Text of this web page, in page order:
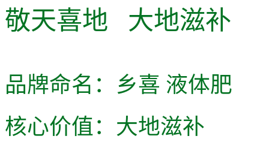
敬天喜地 大地滋补
品牌命名：乡喜 液体肥
核心价值：大地滋补